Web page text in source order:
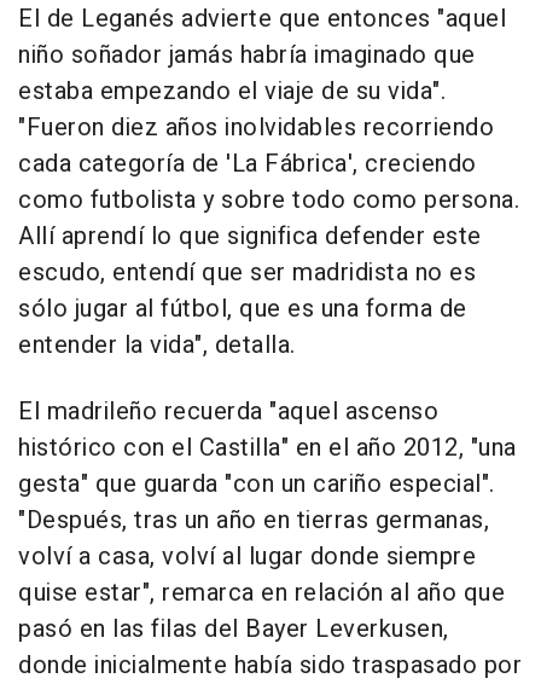
El de Leganés advierte que entonces "aquel
niño soñador jamás habría imaginado que
estaba empezando el viaje de su vida".
"Fueron diez años inolvidables recorriendo
cada categoría de 'La Fábrica', creciendo
como futbolista y sobre todo como persona.
Allí aprendí lo que significa defender este
escudo, entendí que ser madridista no es
sólo jugar al fútbol, que es una forma de
entender la vida", detalla.
El madrileño recuerda "aquel ascenso
histórico con el Castilla" en el año 2012, "una
gesta" que guarda "con un cariño especial".
"Después, tras un año en tierras germanas,
volví a casa, volví al lugar donde siempre
quise estar", remarca en relación al año que
pasó en las filas del Bayer Leverkusen,
donde inicialmente había sido traspasado por